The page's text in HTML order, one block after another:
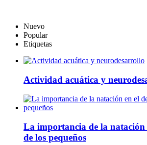
Nuevo
Popular
Etiquetas
Actividad acuática y
La importancia de la natación
de los pequeños